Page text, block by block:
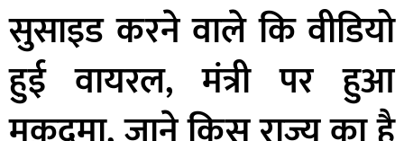
सुसाइड करने वाले कि वीडियो
हुई वायरल, मंत्री पर हुआ